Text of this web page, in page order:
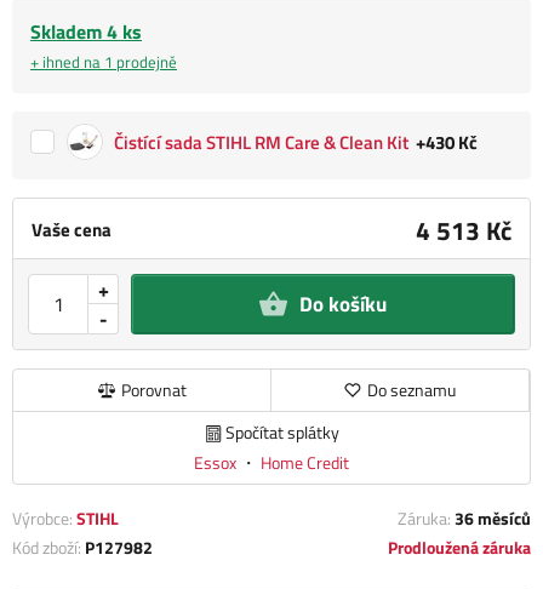
Vaše cena 4 513 Kč
-
+ Do košíku
Porovnat
Do seznamu
Spočítat splátky
Essox ・ Home Credit
Skladem 4 ks
+ ihned na 1 prodejně
Čistící sada STIHL RM Care & Clean Kit +430 Kč
Výrobce:STIHL Záruka:36 měsíců
Kód zboží: P127982 Prodloužená záruka